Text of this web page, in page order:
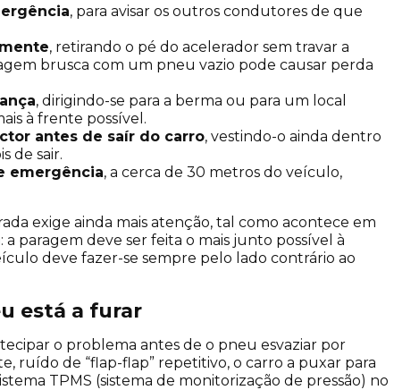
, para avisar os outros condutores de que
, retirando o pé do acelerador sem travar a
brusca com um pneu vazio pode causar perda
, dirigindo-se para a berma ou para um local
à frente possível.
antes de saír do carro, vestindo-o ainda dentro
de sair.
emergência, a cerca de 30 metros do veículo,
exige ainda mais atenção, tal como acontece em
: a paragem deve ser feita o mais junto possível à
deve fazer-se sempre pelo lado contrário ao
está a furar
o problema antes de o pneu esvaziar por
ruído de “flap-flap” repetitivo, o carro a puxar para
TPMS (sistema de monitorização de pressão) no